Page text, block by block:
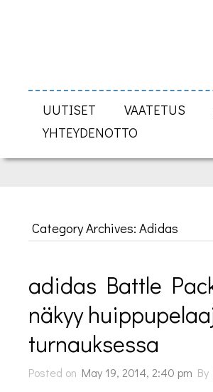
UUTISET VAATETUS
YHTEYDENOTTO
Category Archives: Adidas
adidas Battle
näkyy
turnauksessa
Posted on May 19, 2014, 2:40 pm By